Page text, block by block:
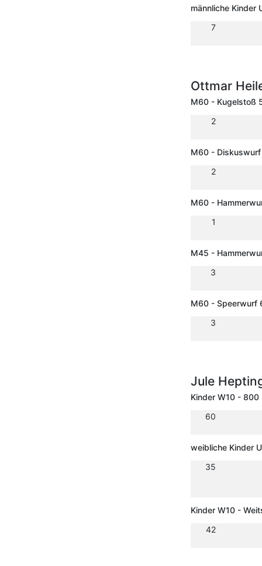
männliche Kinder
7
Ottmar
M60 - Kugelstoß
2
M60 -
2
M60 -
1
M45 -
3
M60 - Speerwurf
3
Jule
Kinder W10 - 800
60
weibliche Kinder
35
Kinder W10 -
42